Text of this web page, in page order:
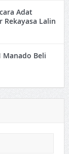
Adat
Rekayasa Lalin
Manado Beli